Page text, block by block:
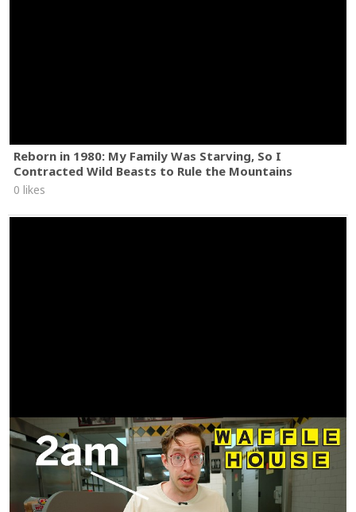
Reborn in 1980: My Family Was Starving, So I
Contracted Wild Beasts to Rule the Mountains
0 likes